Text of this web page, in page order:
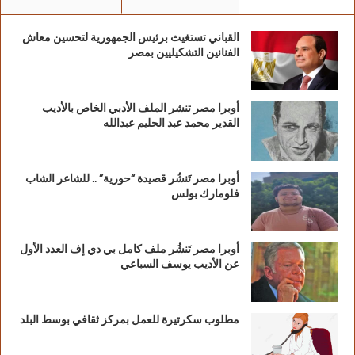
الليل خارج المنزل وما يترتب عليه ذلك من
المخاوف من الظلام والذئاب.
التضاريس بين الجبل والوادي ومخاطره ص49
الوادي: واد ملاق جرف أخاها الأكبر عند انتقاله لبيع
المواشي..
في الغابة وقع الاعتداء على اختها الصغيرة
الراعية..
وتبدو الأم في هذه البيئة ذات شخصية متبلدة: تبلد
مشاعرها عند الاعتداء على ابنتها الراعية، ابنتها
حنان لا تعرف رائحتها، وحين ضمت أمها دفعتها
بقوة، وطردتها من المنزل نهائياً حين اتهمت حنان
زوجة أخيها بالزنا..
في هذه البيئة العائلية لا يمكن الحصول على نزر
القباني تستغيث برئيس الجمهورية لتحسين معاش
الفنانين التشكيليين بمصر
أوبرا مصر تنشر الملف الأدبي الخاص بالأديب
القدير محمد عبد الحليم عبدالله
أوبرا مصر تَنشُر قصيدة “حورية” .. للشاعر الشاب
فلومارك بولس
أوبرا مصر تَنشُر ملف كامل بي دي إف العدد الأول
عن الأديب يوسف السباعي
مطلوب سكرتيرة للعمل بمركز ثقافي بوسط البلد